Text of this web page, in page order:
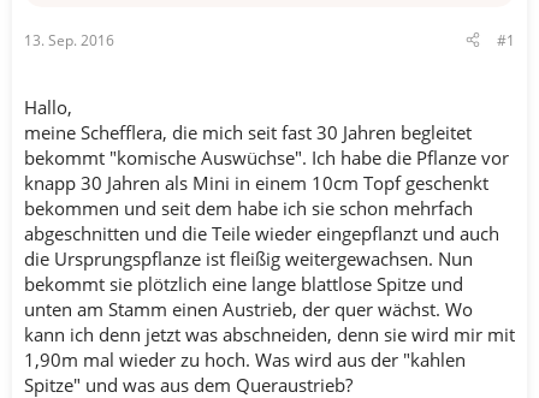
r
13. Sep. 2016 #1
Hallo,
meine Schefflera, die mich seit fast 30 Jahren begleitet
bekommt "komische Auswüchse". Ich habe die Pflanze vor
knapp 30 Jahren als Mini in einem 10cm Topf geschenkt
bekommen und seit dem habe ich sie schon mehrfach
abgeschnitten und die Teile wieder eingepflanzt und auch
die Ursprungspflanze ist fleißig weitergewachsen. Nun
bekommt sie plötzlich eine lange blattlose Spitze und
unten am Stamm einen Austrieb, der quer wächst. Wo
kann ich denn jetzt was abschneiden, denn sie wird mir mit
1,90m mal wieder zu hoch. Was wird aus der "kahlen
Spitze" und was aus dem Queraustrieb?